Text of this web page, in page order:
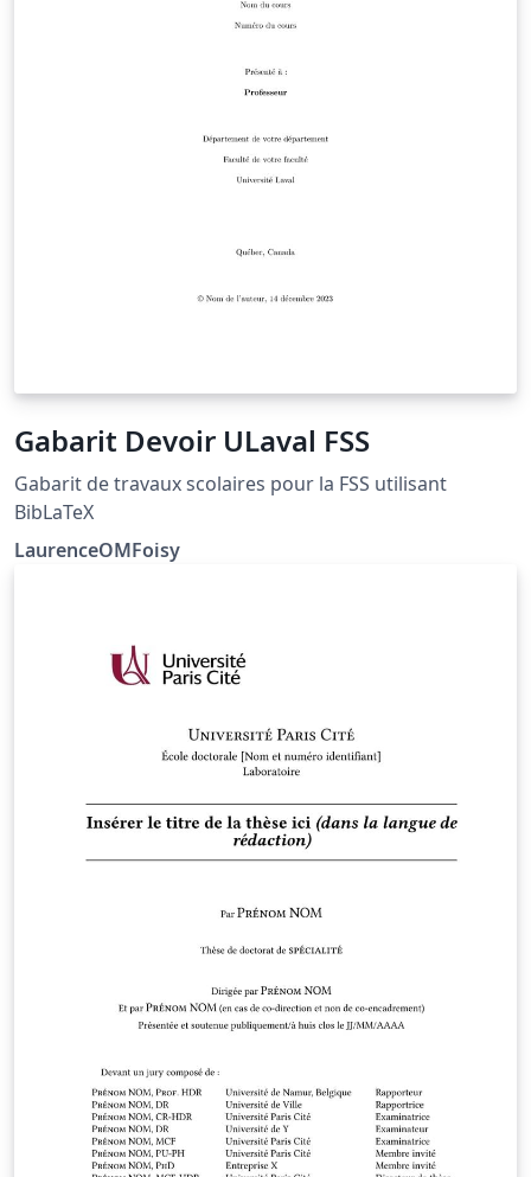
Gabarit Devoir ULaval FSS
Gabarit de travaux scolaires pour la FSS utilisant
BibLaTeX
LaurenceOMFoisy